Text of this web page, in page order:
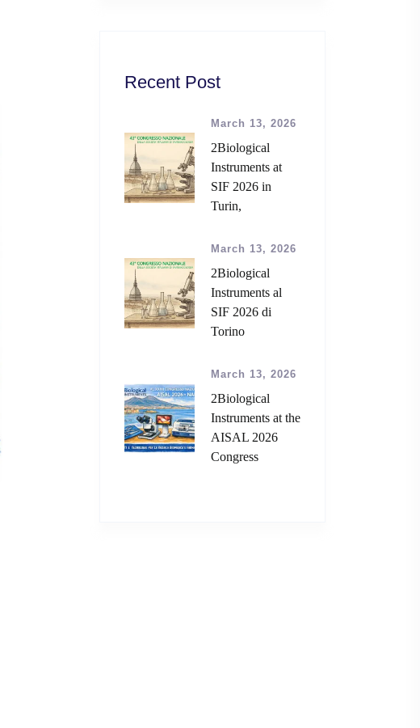
Recent Post
March 13, 2026
2Biological
Instruments at
SIF 2026 in
Turin,
March 13, 2026
2Biological
Instruments al
SIF 2026 di
Torino
March 13, 2026
2Biological
Instruments at the
AISAL 2026
Congress